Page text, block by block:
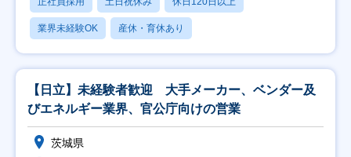
業界未経験OK 産休・育休あり
【日立】未経験者歓迎 大手メーカー、ベンダー及
びエネルギー業界、官公庁向けの営業
茨城県